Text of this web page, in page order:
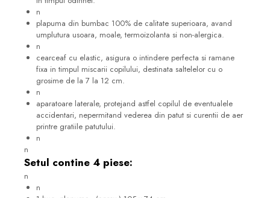
n
plapuma din bumbac 100% de calitate superioara, avand
umplutura usoara, moale, termoizolanta si non-alergica.
n
cearceaf cu elastic, asigura o intindere perfecta si ramane
fixa in timpul miscarii copilului, destinata saltelelor cu o
grosime de la 7 la 12 cm.
n
aparatoare laterale, protejand astfel copilul de eventualele
accidentari, nepermitand vederea din patut si curentii de aer
printre gratiile patutului.
n
n
Setul contine 4 piese:
n
n